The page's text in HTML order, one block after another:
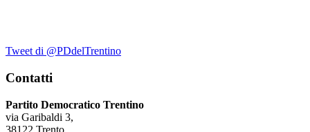
Tweet di @PDdelTrentino
Contatti
Partito Democratico Trentino
via Garibaldi 3,
38122 Trento